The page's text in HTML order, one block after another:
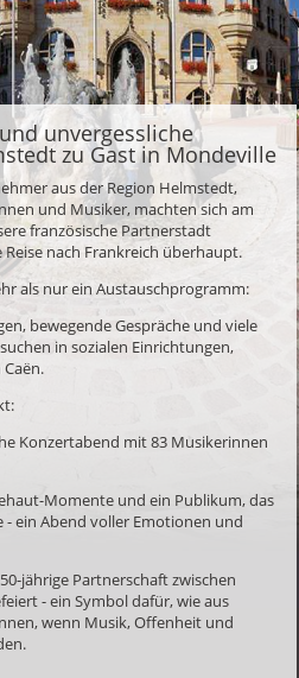
unvergessliche
zu Gast in Mondeville
aus der Region Helmstedt,
und Musiker, machten sich am
französische Partnerstadt
nach Frankreich überhaupt.
als nur ein Austauschprogramm:
bewegende Gespräche und viele
in sozialen Einrichtungen,
Konzertabend mit 83 Musikerinnen
Momente und ein Publikum, das
ein Abend voller Emotionen und
jährige Partnerschaft zwischen
- ein Symbol dafür, wie aus
wenn Musik, Offenheit und